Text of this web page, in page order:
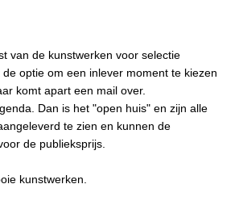
van de kunstwerken voor selectie
optie om een inlever moment te kiezen
komt apart een mail over.
Dan is het "open huis" en zijn alle
te zien en kunnen de
de publieksprijs.
kunstwerken.